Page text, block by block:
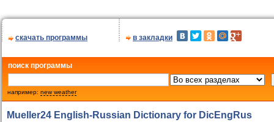
скачать программы в закладки
поиск программы
например: new weather
Mueller24 English-Russian Dictionary for DicEngRus